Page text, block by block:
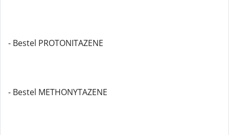
- Bestel PROTONITAZENE
- Bestel METHONYTAZENE